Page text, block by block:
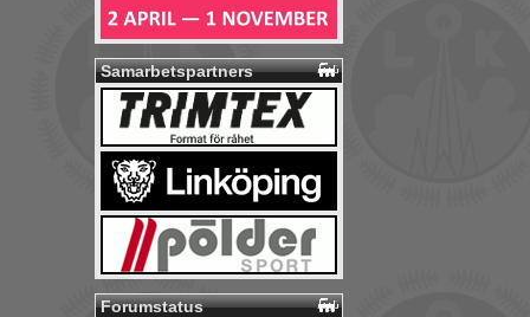
Samarbetspartners
Forumstatus